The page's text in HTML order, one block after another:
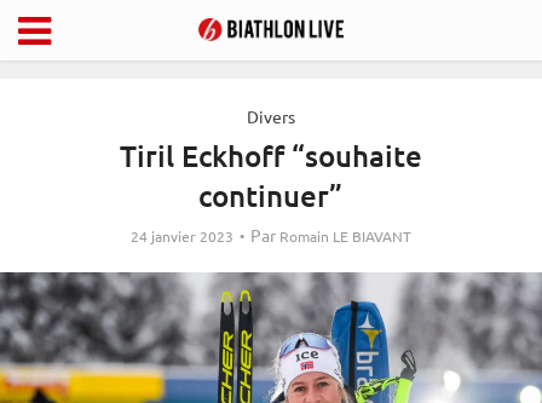
Divers
Tiril Eckhoff “souhaite
continuer”
24 janvier 2023 Par Romain LE BIAVANT